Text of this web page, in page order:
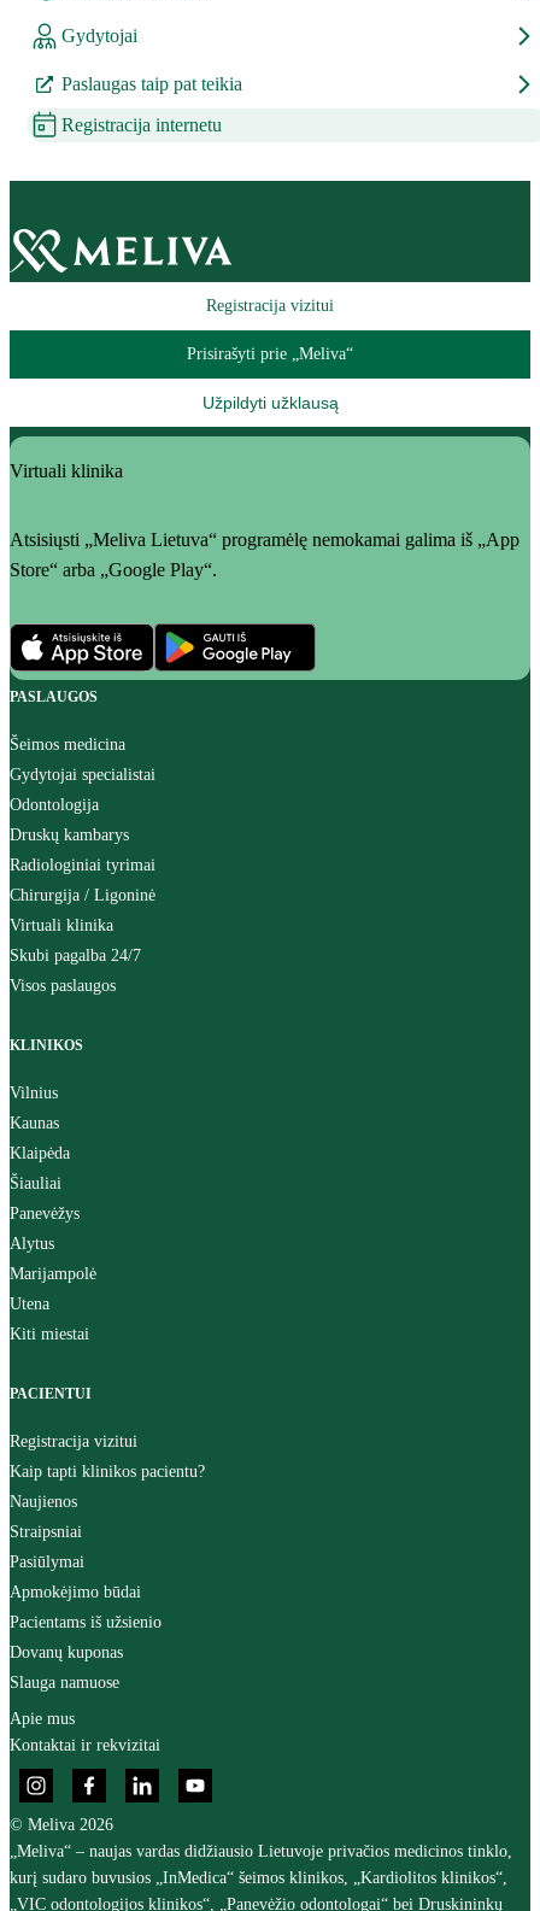
Gydytojai
Paslaugas taip pat teikia
Registracija internetu
Registracija vizitui
Prisirašyti prie „Meliva“
Užpildyti užklausą
Virtuali klinika
Atsisiųsti „Meliva Lietuva“ programėlę nemokamai galima iš „App
Store“ arba „Google Play“.
PASLAUGOS
Šeimos medicina
Gydytojai specialistai
Odontologija
Druskų kambarys
Radiologiniai tyrimai
Chirurgija / Ligoninė
Virtuali klinika
Skubi pagalba 24/7
Visos paslaugos
KLINIKOS
Vilnius
Kaunas
Klaipėda
Šiauliai
Panevėžys
Alytus
Marijampolė
Utena
Kiti miestai
PACIENTUI
Registracija vizitui
Kaip tapti klinikos pacientu?
Naujienos
Straipsniai
Pasiūlymai
Apmokėjimo būdai
Pacientams iš užsienio
Dovanų kuponas
Slauga namuose
Apie mus
Kontaktai ir rekvizitai
© Meliva 2026
„Meliva“ – naujas vardas didžiausio Lietuvoje privačios medicinos tinklo,
kurį sudaro buvusios „InMedica“ šeimos klinikos, „Kardiolitos klinikos“,
„VIC odontologijos klinikos“, „Panevėžio odontologai“ bei Druskininkų